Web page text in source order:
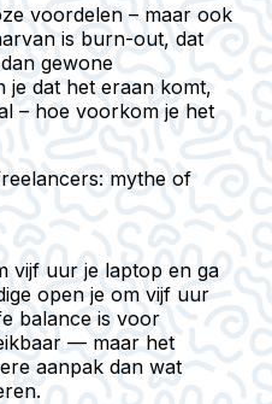
voordelen – maar ook
is burn-out, dat
gewone
je dat het eraan komt,
– hoe voorkom je het
mythe of
vijf uur je laptop en ga
open je om vijf uur
balance is voor
— maar het
aanpak dan wat